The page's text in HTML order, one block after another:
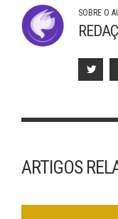
SOBRE O
ARTIGOS